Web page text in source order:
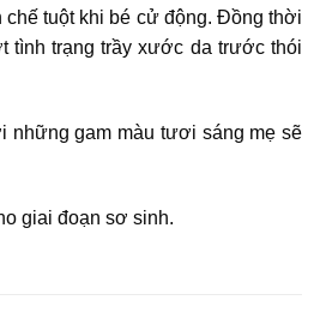
chế tuột khi bé cử động. Đồng thời
tình trạng trầy xước da trước thói
những gam màu tươi sáng mẹ sẽ
giai đoạn sơ sinh.